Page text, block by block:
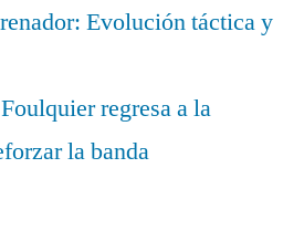
Evolución táctica y
regresa a la
la banda